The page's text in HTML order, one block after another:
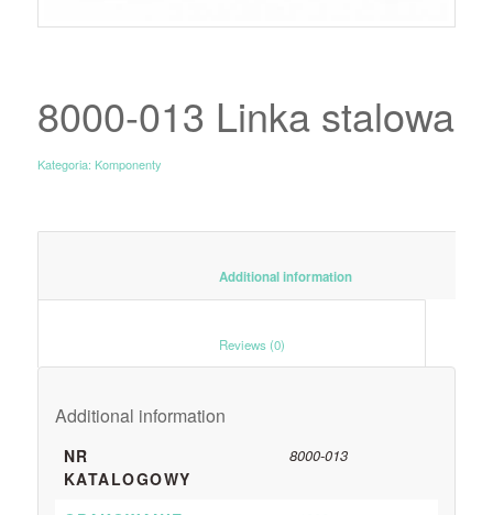
8000-013 Linka stalowa
Kategoria: Komponenty
						Additional information
Additional information
NR
KATALOGOWY
8000-013